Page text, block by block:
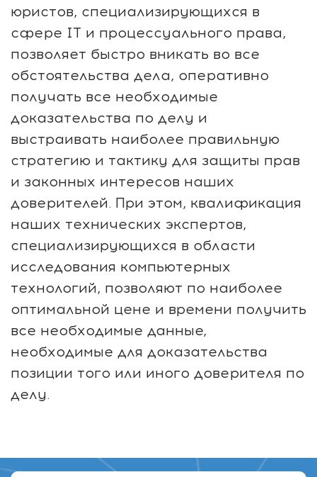
юристов, специализирующихся в
сфере IT и процессуального права,
позволяет быстро вникать во все
обстоятельства дела, оперативно
получать все необходимые
доказательства по делу и
выстраивать наиболее правильную
стратегию и тактику для защиты прав
и законных интересов наших
доверителей. При этом, квалификация
наших технических экспертов,
специализирующихся в области
исследования компьютерных
технологий, позволяют по наиболее
оптимальной цене и времени получить
все необходимые данные,
необходимые для доказательства
позиции того или иного доверителя по
делу.